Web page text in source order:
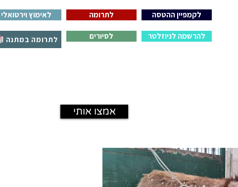
לאימוץ וירטואלי לתרומה לקמפיין ההטסה
לתרומה במתנה לסיורים להרשמה לניוזלטר
אמצו אותי